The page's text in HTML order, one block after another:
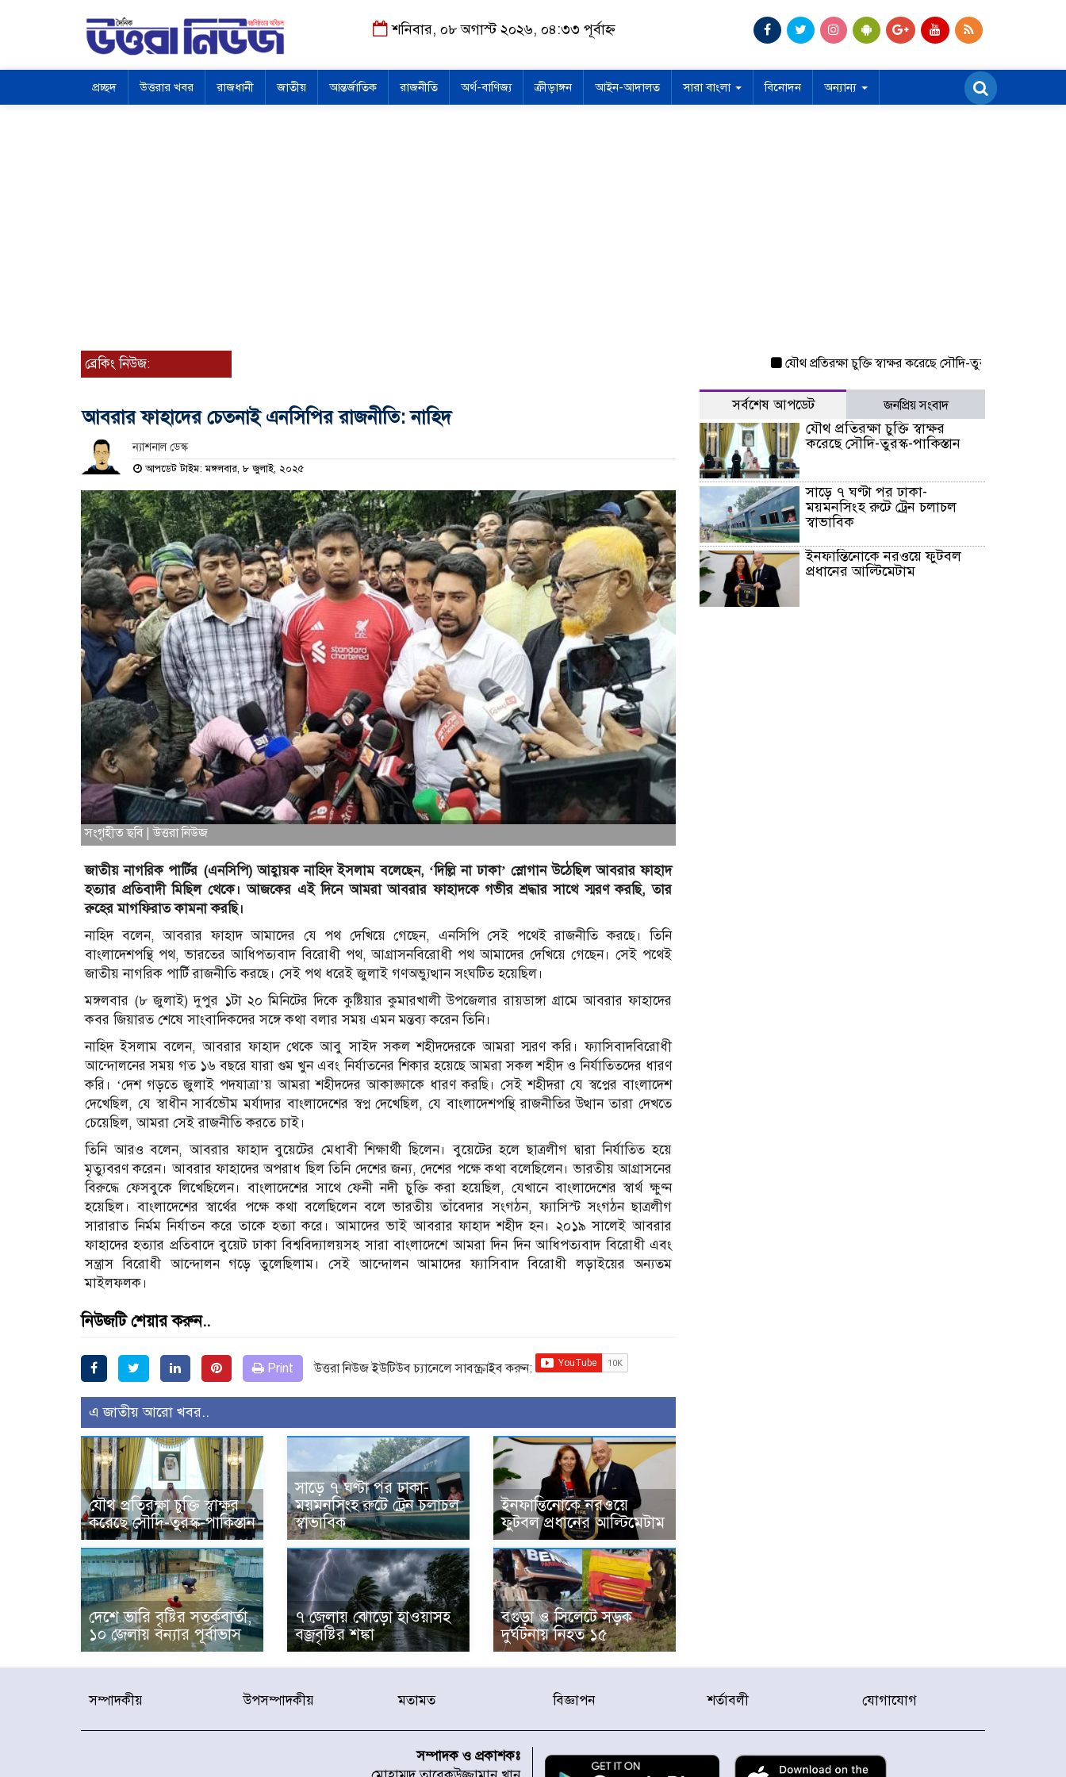
শনিবার, ০৮ অগাস্ট ২০২৬, ০৪:৩৩ পূর্বাহ্ন
প্রচ্ছদ উত্তরার খবর রাজধানী জাতীয় আন্তর্জাতিক রাজনীতি অর্থ-বাণিজ্য ক্রীড়াঙ্গন আইন-আদালত সারা বাংলা বিনোদন অন্যান্য
ব্রেকিং নিউজ: যৌথ প্রতিরক্ষা চুক্তি স্বাক্ষর করেছে সৌদি-তুরস্ক-পাকিস্তান
আবরার ফাহাদের চেতনাই এনসিপির রাজনীতি: নাহিদ
ন্যাশনাল ডেস্ক
আপডেট টাইম: মঙ্গলবার, ৮ জুলাই, ২০২৫
সংগৃহীত ছবি | উত্তরা নিউজ
জাতীয় নাগরিক পার্টির (এনসিপি) আহ্বায়ক নাহিদ ইসলাম বলেছেন, ‘দিল্লি না ঢাকা’ স্লোগান উঠেছিল আবরার ফাহাদ
হত্যার প্রতিবাদী মিছিল থেকে। আজকের এই দিনে আমরা আবরার ফাহাদকে গভীর শ্রদ্ধার সাথে স্মরণ করছি, তার
রুহের মাগফিরাত কামনা করছি।
নাহিদ বলেন, আবরার ফাহাদ আমাদের যে পথ দেখিয়ে গেছেন, এনসিপি সেই পথেই রাজনীতি করছে। তিনি
বাংলাদেশপন্থি পথ, ভারতের আধিপত্যবাদ বিরোধী পথ, আগ্রাসনবিরোধী পথ আমাদের দেখিয়ে গেছেন। সেই পথেই
জাতীয় নাগরিক পার্টি রাজনীতি করছে। সেই পথ ধরেই জুলাই গণঅভ্যুত্থান সংঘটিত হয়েছিল।
মঙ্গলবার (৮ জুলাই) দুপুর ১টা ২০ মিনিটের দিকে কুষ্টিয়ার কুমারখালী উপজেলার রায়ডাঙ্গা গ্রামে আবরার ফাহাদের
কবর জিয়ারত শেষে সাংবাদিকদের সঙ্গে কথা বলার সময় এমন মন্তব্য করেন তিনি।
নাহিদ ইসলাম বলেন, আবরার ফাহাদ থেকে আবু সাইদ সকল শহীদদেরকে আমরা স্মরণ করি। ফ্যাসিবাদবিরোধী
আন্দোলনের সময় গত ১৬ বছরে যারা গুম খুন এবং নির্যাতনের শিকার হয়েছে আমরা সকল শহীদ ও নির্যাতিতদের ধারণ
করি। ‘দেশ গড়তে জুলাই পদযাত্রা’য় আমরা শহীদদের আকাঙ্ক্ষাকে ধারণ করছি। সেই শহীদরা যে স্বপ্নের বাংলাদেশ
দেখেছিল, যে স্বাধীন সার্বভৌম মর্যাদার বাংলাদেশের স্বপ্ন দেখেছিল, যে বাংলাদেশপন্থি রাজনীতির উত্থান তারা দেখতে
চেয়েছিল, আমরা সেই রাজনীতি করতে চাই।
তিনি আরও বলেন, আবরার ফাহাদ বুয়েটের মেধাবী শিক্ষার্থী ছিলেন। বুয়েটের হলে ছাত্রলীগ দ্বারা নির্যাতিত হয়ে
মৃত্যুবরণ করেন। আবরার ফাহাদের অপরাধ ছিল তিনি দেশের জন্য, দেশের পক্ষে কথা বলেছিলেন। ভারতীয় আগ্রাসনের
বিরুদ্ধে ফেসবুকে লিখেছিলেন। বাংলাদেশের সাথে ফেনী নদী চুক্তি করা হয়েছিল, যেখানে বাংলাদেশের স্বার্থ ক্ষুণ্ন
হয়েছিল। বাংলাদেশের স্বার্থের পক্ষে কথা বলেছিলেন বলে ভারতীয় তাঁবেদার সংগঠন, ফ্যাসিস্ট সংগঠন ছাত্রলীগ
সারারাত নির্মম নির্যাতন করে তাকে হত্যা করে। আমাদের ভাই আবরার ফাহাদ শহীদ হন। ২০১৯ সালেই আবরার
ফাহাদের হত্যার প্রতিবাদে বুয়েট ঢাকা বিশ্ববিদ্যালয়সহ সারা বাংলাদেশে আমরা দিন দিন আধিপত্যবাদ বিরোধী এবং
সন্ত্রাস বিরোধী আন্দোলন গড়ে তুলেছিলাম। সেই আন্দোলন আমাদের ফ্যাসিবাদ বিরোধী লড়াইয়ের অন্যতম
মাইলফলক।
নিউজটি শেয়ার করুন..
Print উত্তরা নিউজ ইউটিউব চ্যানেলে সাবস্ক্রাইব করুন:
এ জাতীয় আরো খবর..
যৌথ প্রতিরক্ষা চুক্তি স্বাক্ষর
করেছে সৌদি-তুরস্ক-পাকিস্তান
সাড়ে ৭ ঘণ্টা পর ঢাকা-
ময়মনসিংহ রুটে ট্রেন চলাচল
স্বাভাবিক
ইনফান্তিনোকে নরওয়ে
ফুটবল প্রধানের আল্টিমেটাম
দেশে ভারি বৃষ্টির সতর্কবার্তা,
১০ জেলায় বন্যার পূর্বাভাস
৭ জেলায় ঝোড়ো হাওয়াসহ
বজ্রবৃষ্টির শঙ্কা
বগুড়া ও সিলেটে সড়ক
দুর্ঘটনায় নিহত ১৫
সর্বশেষ আপডেট জনপ্রিয় সংবাদ
যৌথ প্রতিরক্ষা চুক্তি স্বাক্ষর
করেছে সৌদি-তুরস্ক-পাকিস্তান
সাড়ে ৭ ঘণ্টা পর ঢাকা-
ময়মনসিংহ রুটে ট্রেন চলাচল
স্বাভাবিক
ইনফান্তিনোকে নরওয়ে ফুটবল
প্রধানের আল্টিমেটাম
সম্পাদকীয় উপসম্পাদকীয় মতামত বিজ্ঞাপন শর্তাবলী যোগাযোগ
সম্পাদক ও প্রকাশকঃ